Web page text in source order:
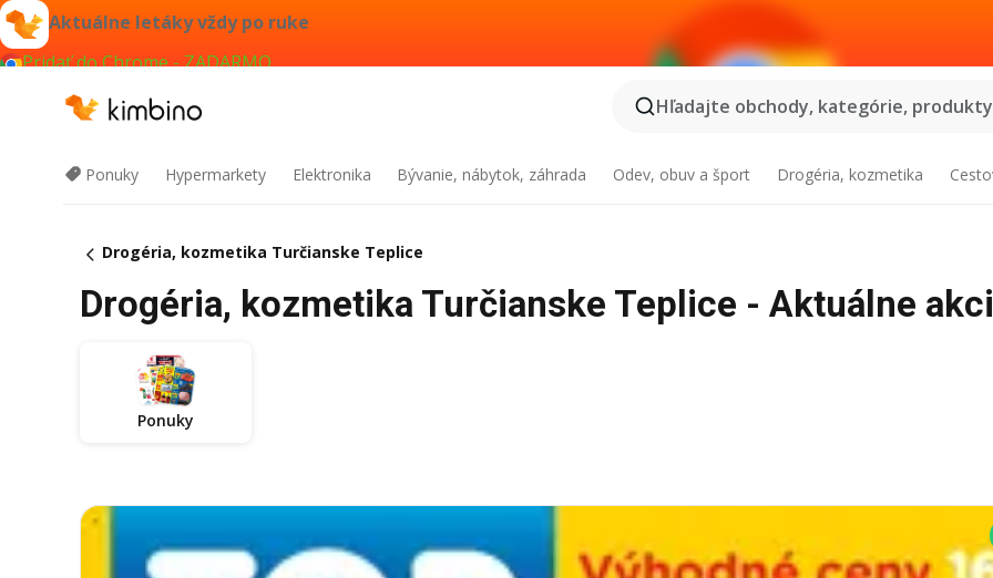
Aktuálne letáky vždy po ruke
Pridať do Chrome - ZADARMO
Hľadajte obchody, kategórie,
Ponuky Hypermarkety Elektronika Bývanie, nábytok, záhrada Odev, obuv a šport Drogéria, kozmetika
Drogéria, kozmetika Turčianske Teplice
Drogéria, kozmetika Turčianske Teplice - Aktuálne
Ponuky